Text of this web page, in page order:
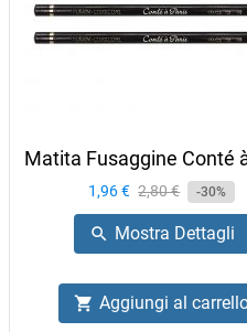
Matita Fusaggine Conté
Prezzo
1,96 € Prezzo
base
2,80 € -30%
 Mostra Dettagli
 Aggiungi al